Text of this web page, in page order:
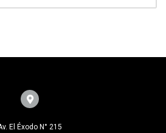
El Éxodo N° 215